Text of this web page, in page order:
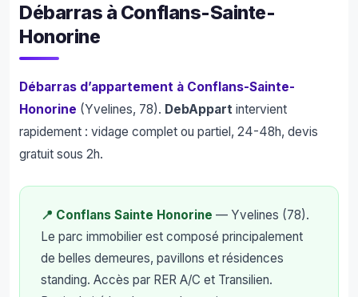
Débarras à Conflans-Sainte-
Honorine
Débarras d’appartement à Conflans-Sainte-
Honorine (Yvelines, 78). DebAppart intervient
rapidement : vidage complet ou partiel, 24-48h, devis
gratuit sous 2h.
📍 Conflans Sainte Honorine — Yvelines (78).
Le parc immobilier est composé principalement
de belles demeures, pavillons et résidences
standing. Accès par RER A/C et Transilien.